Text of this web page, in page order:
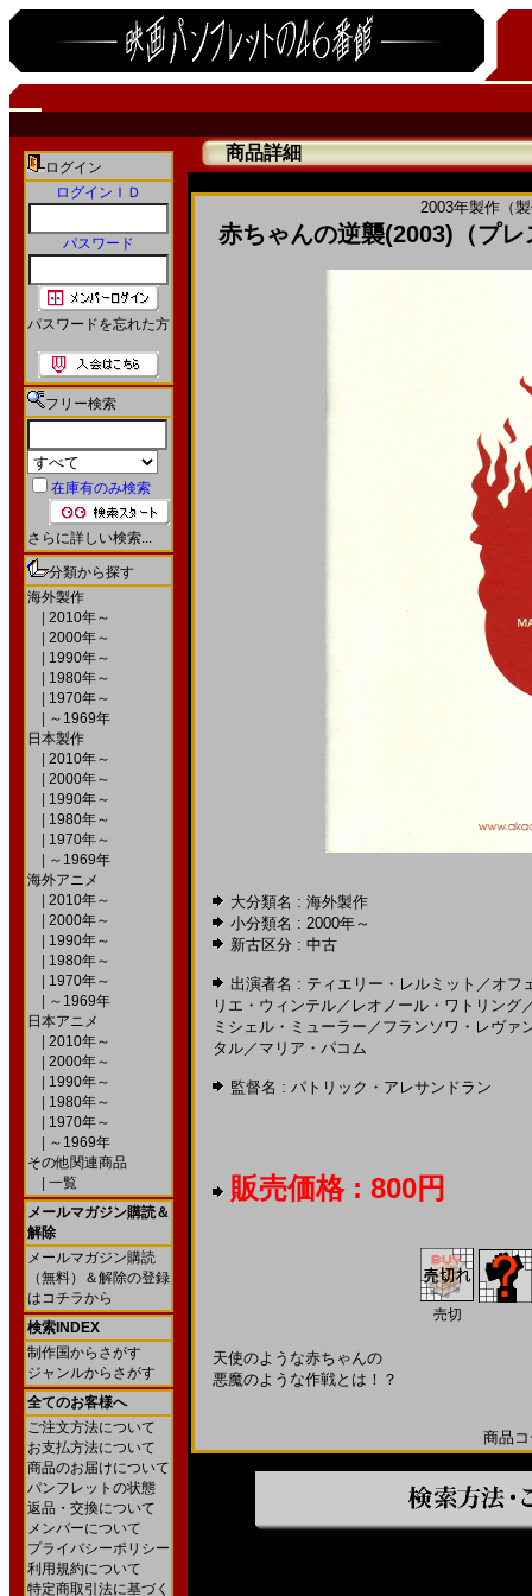
ログイン
ログインＩＤ
パスワード
パスワードを忘れた方
フリー検索
在庫有のみ検索
さらに詳しい検索...
分類から探す
海外製作
2010年～
2000年～
1990年～
1980年～
1970年～
～1969年
日本製作
2010年～
2000年～
1990年～
1980年～
1970年～
～1969年
海外アニメ
2010年～
2000年～
1990年～
1980年～
1970年～
～1969年
日本アニメ
2010年～
2000年～
1990年～
1980年～
1970年～
～1969年
その他関連商品
一覧
メールマガジン購読＆
解除
メールマガジン購読
（無料）＆解除の登録
はコチラから
検索INDEX
制作国からさがす
ジャンルからさがす
全てのお客様へ
ご注文方法について
お支払方法について
商品のお届けについて
パンフレットの状態
返品・交換について
メンバーについて
プライバシーポリシー
利用規約について
特定商取引法に基づく
商品詳細
2003年製作（
赤ちゃんの逆襲(2003)（プ
大分類名 : 海外製作
小分類名 : 2000年～
新古区分 : 中古
出演者名 : ティエリー・レルミット ／ オフ
リエ・ウィンテル／ レオノール・ワトリング
ミシェル・ミューラー ／ フランソワ・レヴァ
タル／ マリア・パコム
監督名 : パトリック・アレサンドラン
販売価格 : 800円
売切
天使のような赤ちゃんの
悪魔のような作戦とは！？
商品